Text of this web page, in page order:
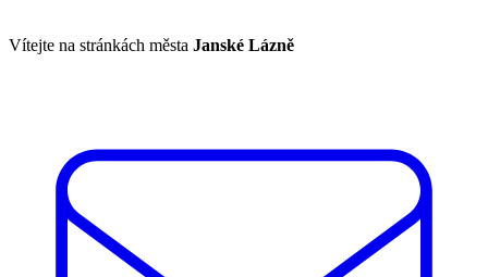
Vítejte na stránkách města Janské Lázně